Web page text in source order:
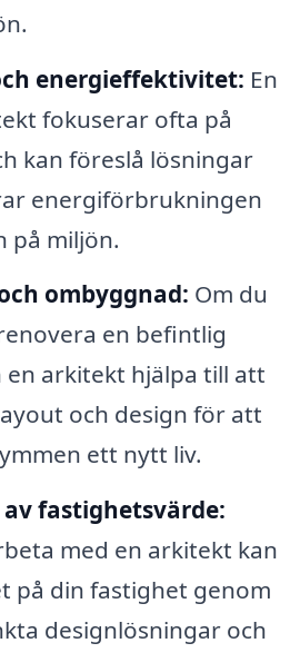
energieffektivitet: En
fokuserar ofta på
kan föreslå lösningar
energiförbrukningen
på miljön.
ombyggnad: Om du
en befintlig
en arkitekt hjälpa till att
och design för att
ett nytt liv.
fastighetsvärde:
med en arkitekt kan
på din fastighet genom
designlösningar och